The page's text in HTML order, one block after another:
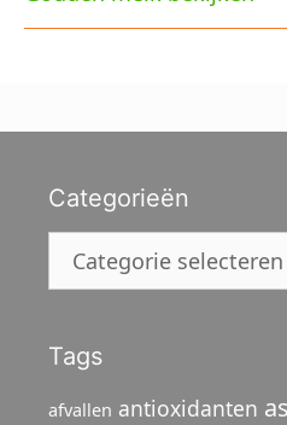
Categorieën
Categorieën
Tags
afvallen antioxidanten